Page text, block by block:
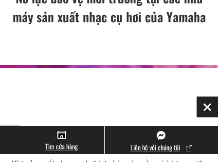
máy sản xuất nhạc cụ hơi của Yamaha
Yamaha sản xuất nhạc cụ hơi tại các nhà máy ở tỉnh
Shizuoka, Nhật Bản, Trung Quốc và Indonesia.
Tìm cửa hàng Liên hệ với chúng tôi